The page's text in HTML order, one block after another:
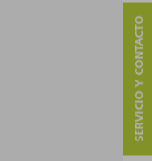
SERVICIO Y CONTACTO